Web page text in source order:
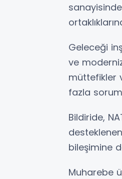
Geleceği
ve
müttefikler
fazla
Bildiride,
bileşimine
Muharebe